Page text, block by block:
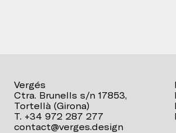
Vergés
Ctra. Brunells s/n 17853,
Tortellà (Girona)
T. +34 972 287 277
contact@verges.design